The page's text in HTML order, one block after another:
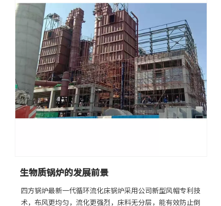
在50%以 下，小型低压工业锅炉只要操作、维护得当，完
全可以达到锅炉厂家的设计热效率。锅炉管理及操作要注意
以下几点：一、 监测锅炉排烟温度。 通常锅炉最大的热损
失是排烟损失，所以控制好锅炉的排烟温度很重要，一般燃
煤低压工业锅炉（主要指10吨以下及压力小于1.6MPa的锅
炉，以下同）的排 烟温度为150~180℃，燃油锅炉的排烟温